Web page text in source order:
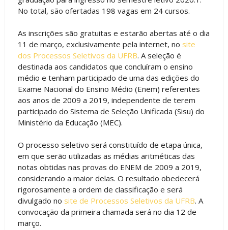
No total, são ofertadas 198 vagas em 24 cursos.
As inscrições são gratuitas e estarão abertas até o dia
11 de março, exclusivamente pela internet, no site
dos Processos Seletivos da UFRB. A seleção é
destinada aos candidatos que concluíram o ensino
médio e tenham participado de uma das edições do
Exame Nacional do Ensino Médio (Enem) referentes
aos anos de 2009 a 2019, independente de terem
participado do Sistema de Seleção Unificada (Sisu) do
Ministério da Educação (MEC).
O processo seletivo será constituído de etapa única,
em que serão utilizadas as médias aritméticas das
notas obtidas nas provas do ENEM de 2009 a 2019,
considerando a maior delas. O resultado obedecerá
rigorosamente a ordem de classificação e será
divulgado no site de Processos Seletivos da UFRB. A
convocação da primeira chamada será no dia 12 de
março.